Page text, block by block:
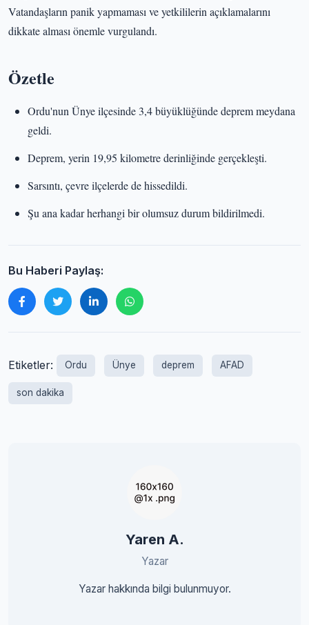
Vatandaşların panik yapmaması ve yetkililerin açıklamalarını
dikkate alması önemle vurgulandı.
Özetle
Ordu'nun Ünye ilçesinde 3,4 büyüklüğünde deprem meydana
geldi.
Deprem, yerin 19,95 kilometre derinliğinde gerçekleşti.
Sarsıntı, çevre ilçelerde de hissedildi.
Şu ana kadar herhangi bir olumsuz durum bildirilmedi.
Bu Haberi Paylaş:
Etiketler: Ordu Ünye deprem AFAD
son dakika
Yaren A.
Yazar
Yazar hakkında bilgi bulunmuyor.